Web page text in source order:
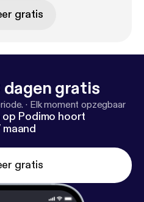
gratis
gratis
· Elk moment opzegbaar
op Podimo hoort
gratis